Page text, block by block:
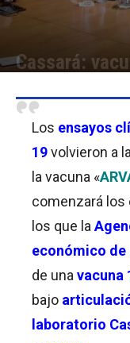
Cassará:
Los ensayos
19volvieron a
la vacuna «
comenzará los
los que la
económico de
de una vacuna
bajo
laboratorio